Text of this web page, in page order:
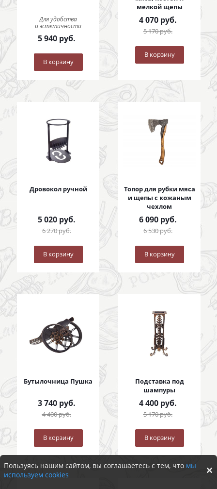
Для удобства
и эстетичности
5 940руб.
В корзину
мелкой щепы
4 070руб.
5 170руб.
В корзину
Дровокол ручной
5 020руб.
6 270руб.
В корзину
Топор для рубки мяса
и щепы с кожаным
чехлом
6 090руб.
6 530руб.
В корзину
Бутылочница Пушка
3 740руб.
4 400руб.
В корзину
Подставка под
шампуры
4 400руб.
5 170руб.
В корзину
Пользуясь нашим сайтом, вы соглашаетесь с тем, что мы
используем cookies